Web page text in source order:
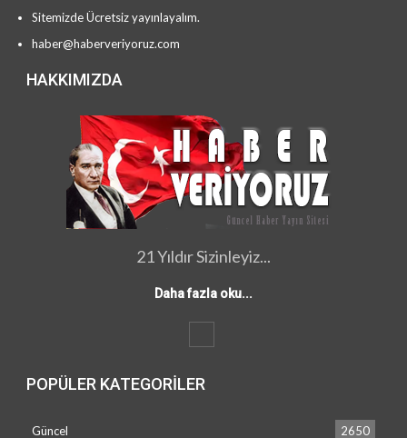
Sitemizde Ücretsiz yayınlayalım.
haber@haberveriyoruz.com
HAKKIMIZDA
21 Yıldır Sizinleyiz...
Daha fazla oku...
POPÜLER KATEGORILER
Güncel 2650